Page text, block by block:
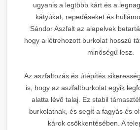
ugyanis a legtöbb kárt és a
kátyúkat, repedéseket és
Sándor Aszfalt az alapelvek
hogy a létrehozott burkolat hosszú
minőségű lesz.
Az aszfaltozás és útépítés
is, hogy az aszfaltburkolat egyik
alatta lévő talaj. Ez stabil
burkolatnak, és segít a fagyás és
károk csökkentésében. A